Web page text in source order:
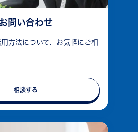
お問い合わせ
方法について、お気軽にご相
相談する